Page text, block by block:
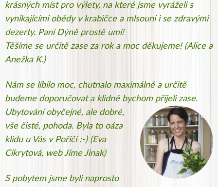
krásných míst pro výlety, na které jsme vyráželi s
vynikajícími obědy v krabičce a mlsouni i se zdravými
dezerty. Paní Dýně prostě umí!
Těšíme se určitě zase za rok a moc děkujeme! (Alice a
Anežka K.)
Nám se líbilo moc, chutnalo maximálně a určitě
budeme doporučovat a klidně bychom přijeli zase.
Ubytování obyčejné, ale dobré,
vše čisté, pohoda. Byla to oáza
klidu u Vás v Poříčí :-) (Eva
Cikrytová, web Jíme Jinak)
S pobytem jsme byli naprosto